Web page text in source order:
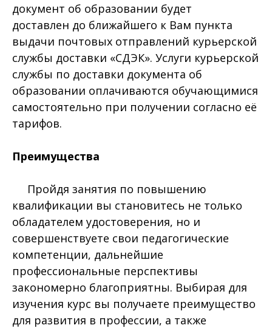
документ об образовании будет
доставлен до ближайшего к Вам пункта
выдачи почтовых отправлений курьерской
службы доставки «СДЭК». Услуги курьерской
службы по доставки документа об
образовании оплачиваются обучающимися
самостоятельно при получении согласно её
тарифов.
Преимущества
Пройдя занятия по повышению
квалификации вы становитесь не только
обладателем удостоверения, но и
совершенствуете свои педагогические
компетенции, дальнейшие
профессиональные перспективы
закономерно благоприятны. Выбирая для
изучения курс вы получаете преимущество
для развития в профессии, а также